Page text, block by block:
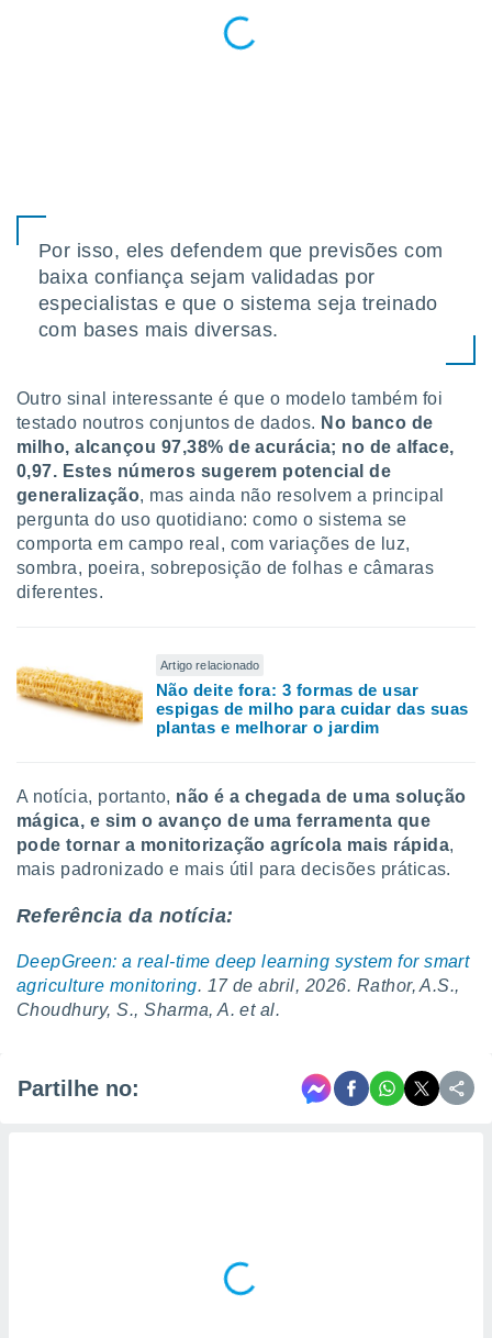
Por isso, eles defendem que previsões com
baixa confiança sejam validadas por
especialistas e que o sistema seja treinado
com bases mais diversas.
Outro sinal interessante é que o modelo também foi
testado noutros conjuntos de dados. No banco de
milho, alcançou 97,38% de acurácia; no de alface,
0,97. Estes números sugerem potencial de
generalização, mas ainda não resolvem a principal
pergunta do uso quotidiano: como o sistema se
comporta em campo real, com variações de luz,
sombra, poeira, sobreposição de folhas e câmaras
diferentes.
Artigo relacionado
Não deite fora: 3 formas de usar
espigas de milho para cuidar das suas
plantas e melhorar o jardim
A notícia, portanto, não é a chegada de uma solução
mágica, e sim o avanço de uma ferramenta que
pode tornar a monitorização agrícola mais rápida,
mais padronizado e mais útil para decisões práticas.
Referência da notícia:
DeepGreen: a real-time deep learning system for smart
agriculture monitoring. 17 de abril, 2026. Rathor, A.S.,
Choudhury, S., Sharma, A. et al.
Partilhe no: